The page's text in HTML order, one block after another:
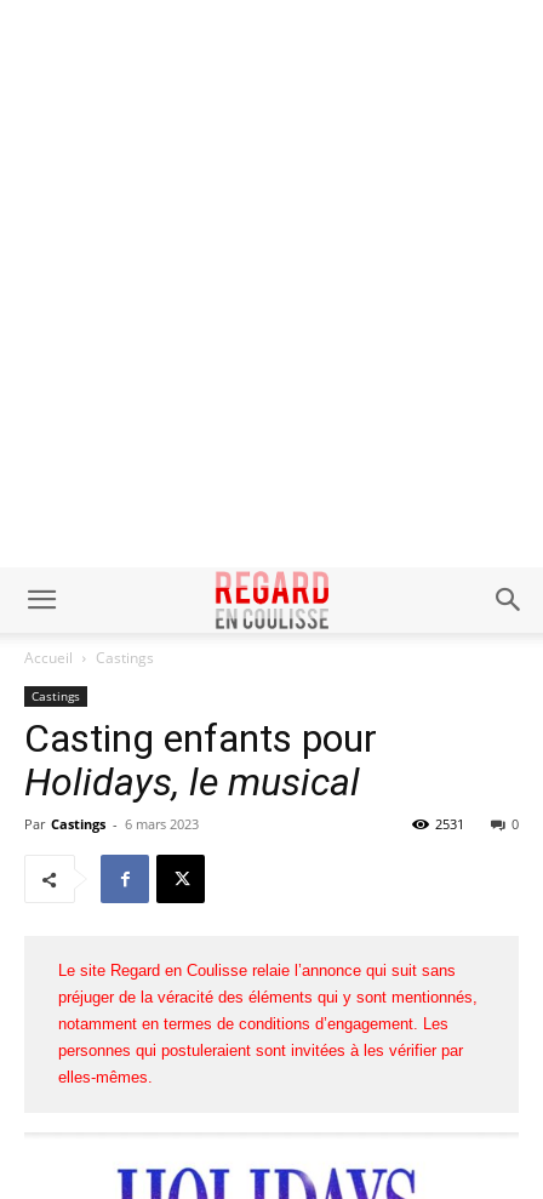
Accueil Castings
Castings
Casting enfants pour
Holidays, le musical
Par Castings - 6 mars 2023 0
2531
Le site Regard en Coulisse relaie l’annonce qui suit sans
préjuger de la véracité des éléments qui y sont mentionnés,
notamment en termes de conditions d’engagement. Les
personnes qui postuleraient sont invitées à les vérifier par
elles-mêmes.